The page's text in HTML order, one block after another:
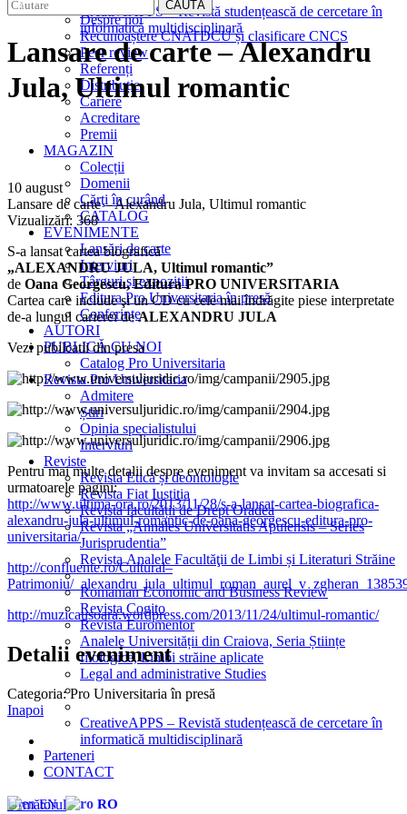
CreativeAPPS – Revistă studențească de cercetare în
informatică multidisciplinară
EDITURA
Despre noi
Recunoaștere CNATDCU și clasificare CNCS
Peer review
Referenți
Distribuție
Cariere
Acreditare
Premii
MAGAZIN
Colecții
Domenii
Cărţi în curând
CATALOG
EVENIMENTE
Lansări de carte
Interviuri
Târguri și expoziții
Editura Pro Universitaria în presă
Conferințe
AUTORI
PUBLICĂ CU NOI
Catalog Pro Universitaria
Revista Pro Universitaria
Admitere
Știri
Opinia specialistului
Interviuri
Reviste
Revista Etică și deontologie
Revista Fiat Iustitia
Revista facultății de Drept Oradea
Revista „Annales Universitatis Apulensis – Series
Jurisprudentia”
Revista Analele Facultăţii de Limbi și Literaturi Străine
Romanian Economic and Business Review
Revista Cogito
Revista Euromentor
Analele Universității din Craiova, Seria Științe
filologice, Limbi străine aplicate
Legal and administrative Studies
CreativeAPPS – Revistă studențească de cercetare în
informatică multidisciplinară
Parteneri
CONTACT
EN RO
CAUTĂ
Lansare de carte – Alexandru
Jula, Ultimul romantic
10 august
Lansare de carte – Alexandru Jula, Ultimul romantic
Vizualizări: 368
S-a lansat cartea biografică
„ALEXANDRU JULA, Ultimul romantic”
de Oana Georgescu, Editura PRO UNIVERSITARIA
Cartea care include şi un CD cu cele mai îndrăgite piese interpretate
de-a lungul carierei deALEXANDRU JULA
Vezi pubilcatii din presa
Pentru mai multe detalii despre eveniment va invitam sa accesati si
urmatoarele pagini:
http://www.ultima-ora.ro/2013/11/28/s-a-lansat-cartea-biografica-
alexandru-jula-ultimul-romantic-de-oana-georgescu-editura-pro-
universitaria/
http://confluente.ro/Cultural–
Patrimoniu/
http://muzicausoara.wordpress.com/2013/11/24/ultimul-romantic/
Detalii eveniment
Categoria: Pro Universitaria în presă
Inapoi
Următorul